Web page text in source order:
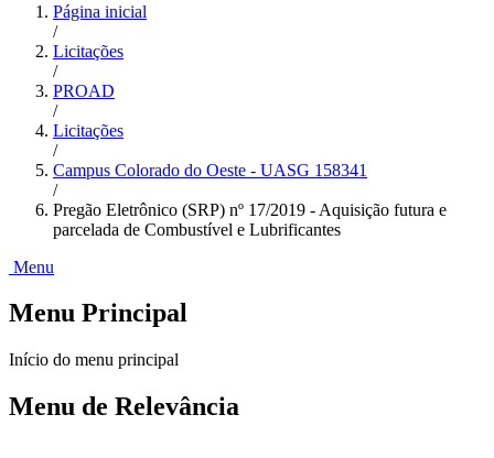
Página inicial
/
Licitações
/
PROAD
/
Licitações
/
Campus Colorado do Oeste - UASG 158341
/
Pregão Eletrônico (SRP) nº 17/2019 - Aquisição futura e
parcelada de Combustível e Lubrificantes
Menu
Menu Principal
Início do menu principal
Menu de Relevância